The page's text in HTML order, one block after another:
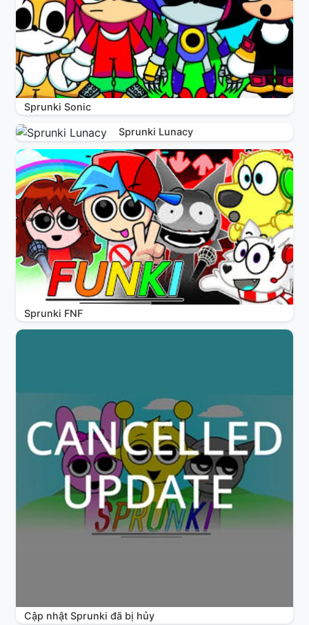
Sprunki Sonic
Sprunki Lunacy
Sprunki FNF
Cập nhật Sprunki đã bị hủy